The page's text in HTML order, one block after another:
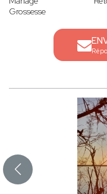
Grossesse